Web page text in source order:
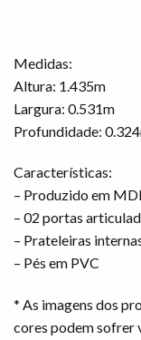
Medidas:
Altura: 1.435m
Largura: 0.531m
Profundidade:
Características:
– Produzido em
– 02 portas
– Prateleiras
– Pés em PVC
* As imagens dos
cores podem sofrer